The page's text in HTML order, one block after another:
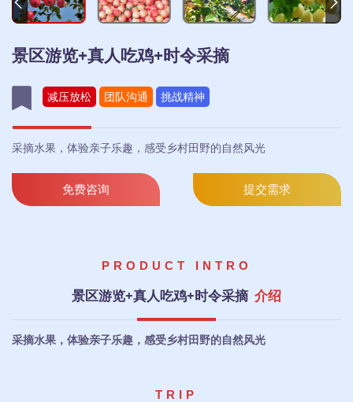
景区游览+真人吃鸡+时令采摘
减压放松 团队沟通 挑战精神
采摘水果，体验亲子乐趣，感受乡村田野的自然风光
免费咨询 提交需求
PRODUCT INTRO
景区游览+真人吃鸡+时令采摘 介绍
采摘水果，体验亲子乐趣，感受乡村田野的自然风光
TRIP